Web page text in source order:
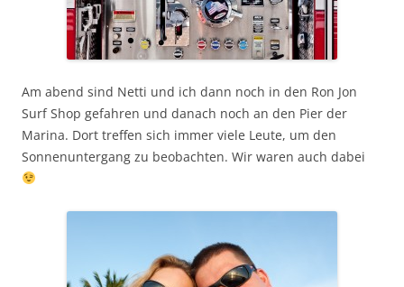
Am abend sind Netti und ich dann noch in den Ron Jon
Surf Shop gefahren und danach noch an den Pier der
Marina. Dort treffen sich immer viele Leute, um den
Sonnenuntergang zu beobachten. Wir waren auch dabei